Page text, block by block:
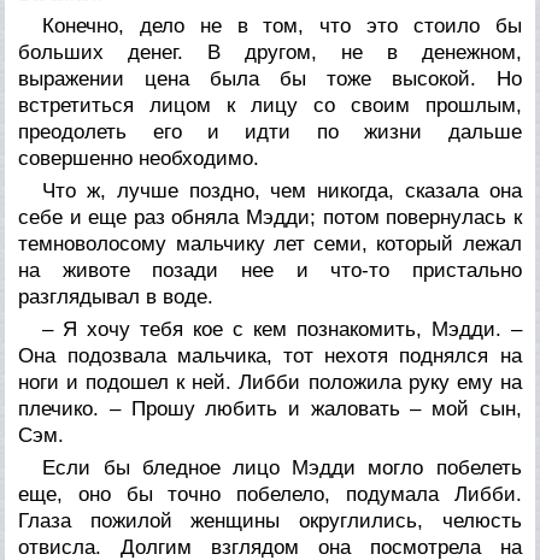
Конечно, дело не в том, что это стоило бы
больших денег. В другом, не в денежном,
выражении цена была бы тоже высокой. Но
встретиться лицом к лицу со своим прошлым,
преодолеть его и идти по жизни дальше
совершенно необходимо.
Что ж, лучше поздно, чем никогда, сказала она
себе и еще раз обняла Мэдди; потом повернулась к
темноволосому мальчику лет семи, который лежал
на животе позади нее и что-то пристально
разглядывал в воде.
– Я хочу тебя кое с кем познакомить, Мэдди. –
Она подозвала мальчика, тот нехотя поднялся на
ноги и подошел к ней. Либби положила руку ему на
плечико. – Прошу любить и жаловать – мой сын,
Сэм.
Если бы бледное лицо Мэдди могло побелеть
еще, оно бы точно побелело, подумала Либби.
Глаза пожилой женщины округлились, челюсть
отвисла. Долгим взглядом она посмотрела на